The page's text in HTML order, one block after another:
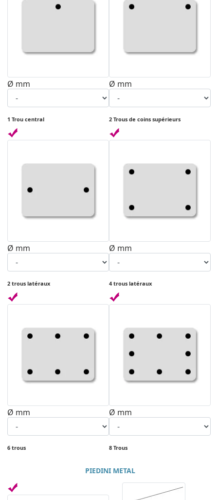
Ø mm
1 Trou central
Ø mm
2 Trous de coins supérieurs
Ø mm
2 trous latéraux
Ø mm
4 trous latéraux
Ø mm
6 trous
Ø mm
8 Trous
PIEDINI METAL